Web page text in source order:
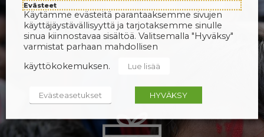
Evästeet
Käytämme evästeitä parantaaksemme sivujen
käyttäjäystävällisyyttä ja tarjotaksemme sinulle
sinua kiinnostavaa sisältöä. Valitsemalla "Hyväksy"
varmistat parhaan mahdollisen
käyttökokemuksen.
Lue lisää
Evästeasetukset HYVÄKSY